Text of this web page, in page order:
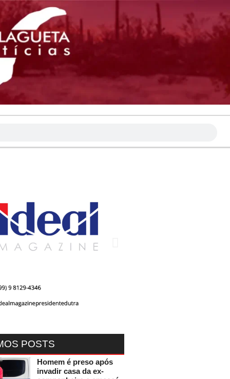
POSTS
Homem é preso após
invadir casa da ex-